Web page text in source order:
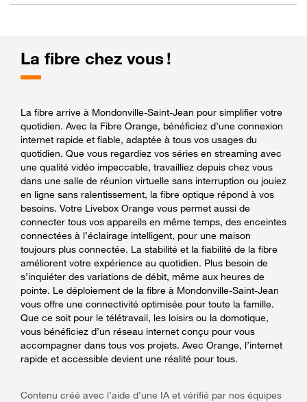
La fibre chez vous !
La fibre arrive à Mondonville-Saint-Jean pour simplifier votre
quotidien. Avec la Fibre Orange, bénéficiez d’une connexion
internet rapide et fiable, adaptée à tous vos usages du
quotidien. Que vous regardiez vos séries en streaming avec
une qualité vidéo impeccable, travailliez depuis chez vous
dans une salle de réunion virtuelle sans interruption ou jouiez
en ligne sans ralentissement, la fibre optique répond à vos
besoins. Votre Livebox Orange vous permet aussi de
connecter tous vos appareils en même temps, des enceintes
connectées à l’éclairage intelligent, pour une maison
toujours plus connectée. La stabilité et la fiabilité de la fibre
améliorent votre expérience au quotidien. Plus besoin de
s’inquiéter des variations de débit, même aux heures de
pointe. Le déploiement de la fibre à Mondonville-Saint-Jean
vous offre une connectivité optimisée pour toute la famille.
Que ce soit pour le télétravail, les loisirs ou la domotique,
vous bénéficiez d’un réseau internet conçu pour vous
accompagner dans tous vos projets. Avec Orange, l’internet
rapide et accessible devient une réalité pour tous.
Contenu créé avec l’aide d’une IA et vérifié par nos équipes